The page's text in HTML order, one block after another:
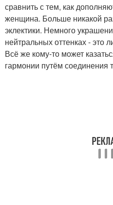
сравнить с тем, как
женщина. Больше никакой
эклектики. Немного
нейтральных оттенках - это
Всё же кому-то может
гармонии путём соединения